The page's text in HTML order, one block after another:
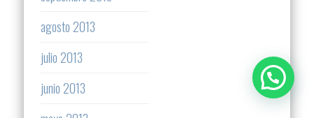
agosto 2013
julio 2013
junio 2013